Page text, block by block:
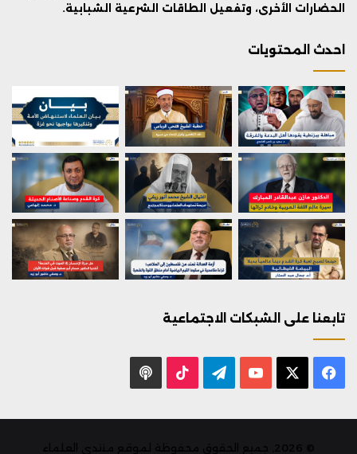
الحضارات الأخرى، وتفعيل الطاقات الشرعية الشبابية.
احدث المحتويات
تابعنا على الشبكات الاجتماعية
فيسبوك يوتيوب تيلقرام ‫TikTok
© 2026, جميع الحقوق محفوظة لموقع منتدى العلماء